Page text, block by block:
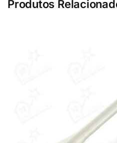
Produtos